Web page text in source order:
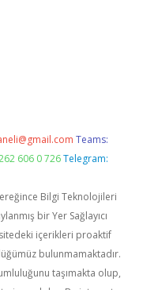
Teams:
606 0 726 Telegram:
Bilgi Teknolojileri
bir Yer Sağlayıcı
içerikleri proaktif
bulunmamaktadır.
taşımakta olup,